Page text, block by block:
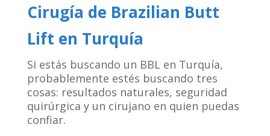
Cirugía de Brazilian Butt
Lift en Turquía
Si estás buscando un BBL en Turquía,
probablemente estés buscando tres
cosas: resultados naturales, seguridad
quirúrgica y un cirujano en quien puedas
confiar.